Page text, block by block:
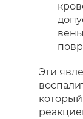
Эти